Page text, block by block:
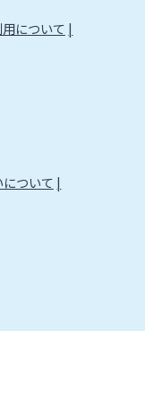
について
ついて